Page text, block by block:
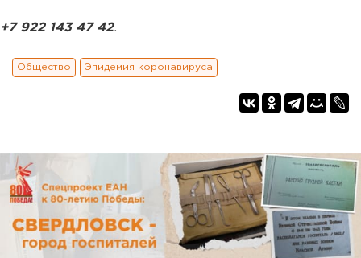
+7 922 143 47 42.
Общество Эпидемия коронавируса